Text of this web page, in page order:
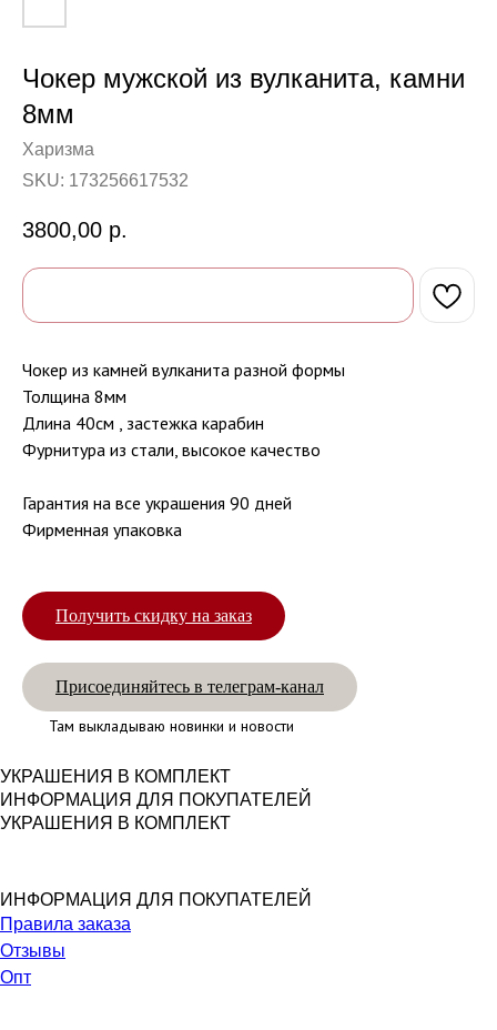
Чокер мужской из вулканита, камни
8мм
Харизма
SKU: 173256617532
3800,00 р.
Чокер из камней вулканита разной формы
Толщина 8мм
Длина 40см , застежка карабин
Фурнитура из стали, высокое качество
Гарантия на все украшения 90 дней
Фирменная упаковка
Получить скидку на заказ
Присоединяйтесь в телеграм-канал
Там выкладываю новинки и новости
УКРАШЕНИЯ В КОМПЛЕКТ
ИНФОРМАЦИЯ ДЛЯ ПОКУПАТЕЛЕЙ
УКРАШЕНИЯ В КОМПЛЕКТ
ИНФОРМАЦИЯ ДЛЯ ПОКУПАТЕЛЕЙ
Правила заказа
Отзывы
Опт